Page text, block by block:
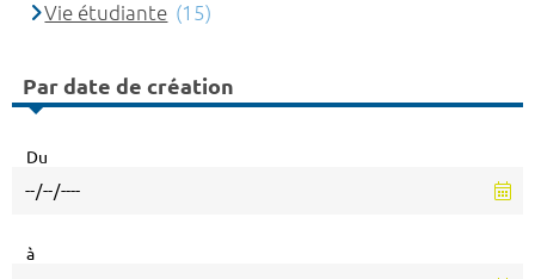
Vie étudiante (15)
Par date de création
Du
à